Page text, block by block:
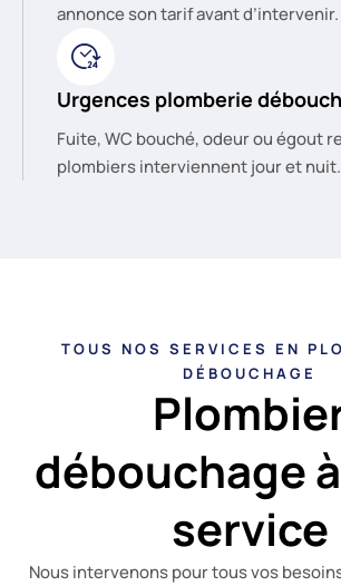
annonce son tarif avant d’intervenir.
Urgences plomberie
Fuite, WC bouché, odeur ou égout
plombiers interviennent jour et nuit.
TOUS NOS SERVICES EN
DÉBOUCHAGE
débouchage
service
Nous intervenons pour tous vos